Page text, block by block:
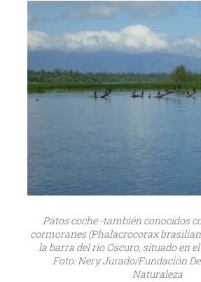
Patos coche -también conocidos
cormoranes (Phalacrocorax
la barra del río Oscuro, situado en el
Foto: Nery Jurado/Fundación
Naturaleza